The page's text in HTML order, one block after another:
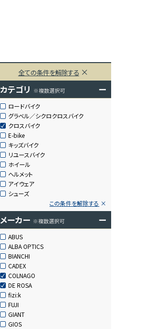
全ての条件を解除する
カテゴリ ※複数選択可 ー
ロードバイク
グラベル／シクロクロスバイク
クロスバイク
E-bike
キッズバイク
リユースバイク
ホイール
ヘルメット
アイウェア
シューズ
この条件を解除する
メーカー ※複数選択可 ー
ABUS
ALBA OPTICS
BIANCHI
CADEX
COLNAGO
DE ROSA
fizi:k
FUJI
GIANT
GIOS